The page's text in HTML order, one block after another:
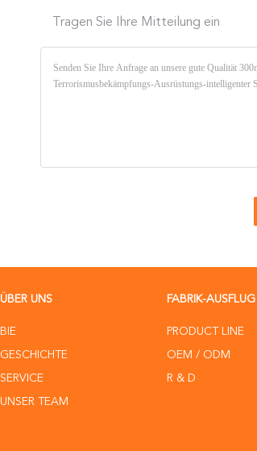
Tragen Sie Ihre Mitteilung ein
ÜBER UNS
BIE
GESCHICHTE
SERVICE
UNSER TEAM
FABRIK-AUSFLUG
PRODUCT LINE
OEM / ODM
R & D